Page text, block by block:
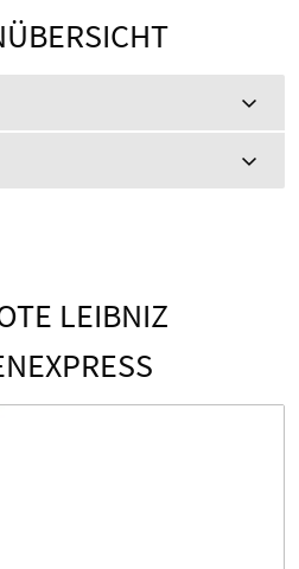
LEIBNIZ